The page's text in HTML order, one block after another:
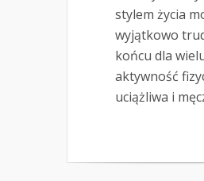
stylem życia
wyjątkowo
końcu dla
aktywność
uciążliwa i